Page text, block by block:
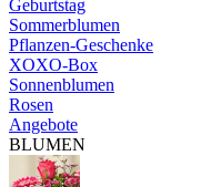
Geburtstag
Sommerblumen
Pflanzen-Geschenke
XOXO-Box
Sonnenblumen
Rosen
Angebote
BLUMEN